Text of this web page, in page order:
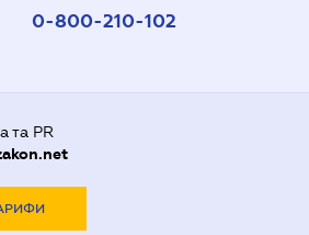
0-800-210-102
та PR